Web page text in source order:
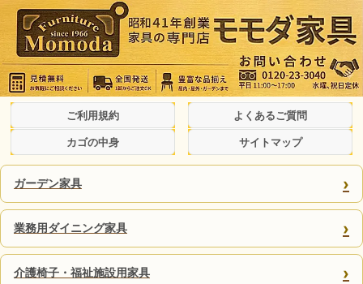
ご利用規約 よくあるご質問
カゴの中身 サイトマップ
ガーデン家具 ›
業務用ダイニング家具 ›
介護椅子・福祉施設用家具 ›